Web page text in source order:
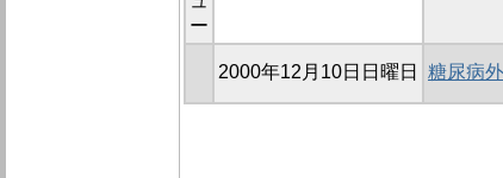
ー
2000年12月10日日曜日 糖尿病